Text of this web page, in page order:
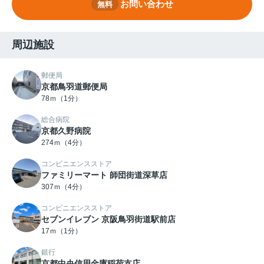
無料 お問い合わせ
周辺施設
郵便局
京都鳥羽道郵便局
78ｍ（1分）
総合病院
京都久野病院
274ｍ（4分）
コンビニエンスストア
ファミリーマート 師団街道深草店
307ｍ（4分）
コンビニエンスストア
セブンイレブン 京阪鳥羽街道駅前店
17ｍ（1分）
銀行